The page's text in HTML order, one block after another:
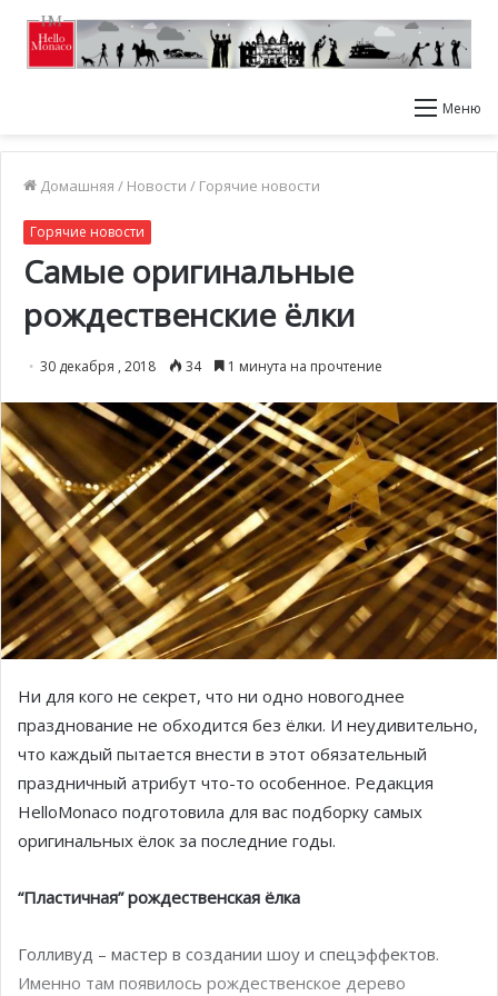
Меню
Домашняя / Новости / Горячие новости
Горячие новости
Самые оригинальные
рождественские ёлки
30 декабря , 2018 34 1 минута на прочтение
Ни для кого не секрет, что ни одно новогоднее
празднование не обходится без ёлки. И неудивительно,
что каждый пытается внести в этот обязательный
праздничный атрибут что-то особенное. Редакция
HelloMonaco подготовила для вас подборку самых
оригинальных ёлок за последние годы.
“Пластичная” рождественская ёлка
Голливуд – мастер в создании шоу и спецэффектов.
Именно там появилось рождественское дерево